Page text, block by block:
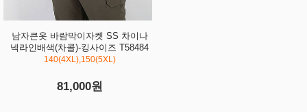
남자큰옷 바람막이자켓 SS 차이나
넥라인배색(차콜)-킹사이즈 T58484
140(4XL),150(5XL)
81,000원